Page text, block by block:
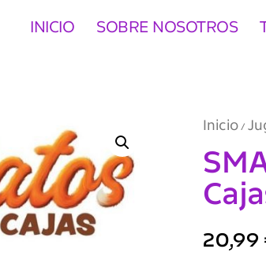
INICIO SOBRE NOSOTROS
Inicio/
20,99